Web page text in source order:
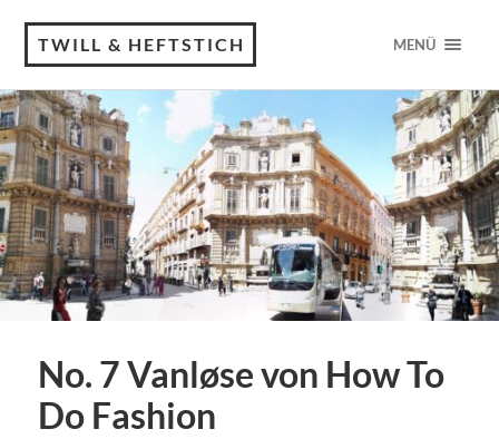
TWILL & HEFTSTICH MENÜ
No. 7 Vanløse von How To
Do Fashion